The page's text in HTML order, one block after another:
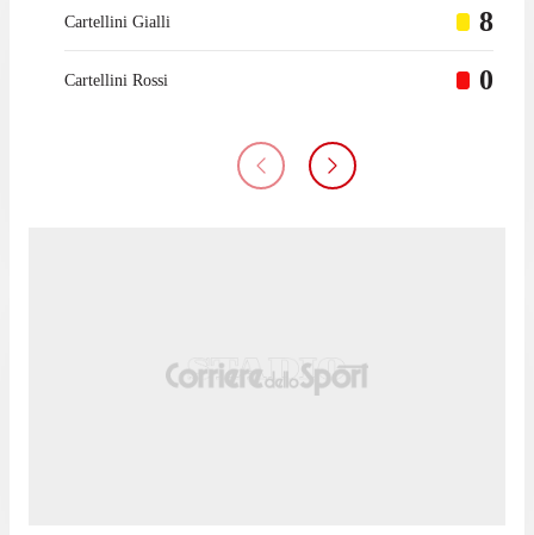
Cartellini Gialli 8
Cartellini Rossi 0